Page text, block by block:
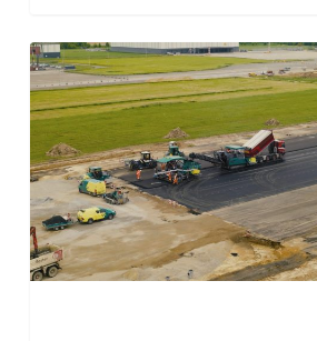
Baanrenovatie:
week
4